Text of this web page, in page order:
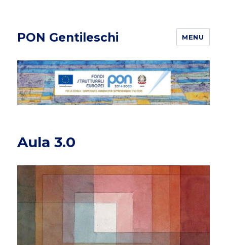
PON Gentileschi MENU
Aula 3.0